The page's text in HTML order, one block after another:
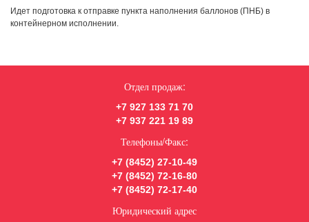
Идет подготовка к отправке пункта наполнения баллонов (ПНБ) в
контейнерном исполнении.
Отдел продаж:
+7 927 133 71 70
+7 937 221 19 89
Телефоны/Факс:
+7 (8452) 27-10-49
+7 (8452) 72-16-80
+7 (8452) 72-17-40
Юридический адрес